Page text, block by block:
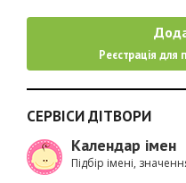
Реєстрація для
СЕРВІСИ ДІТВОРИ
Календар імен
Підбір імені,